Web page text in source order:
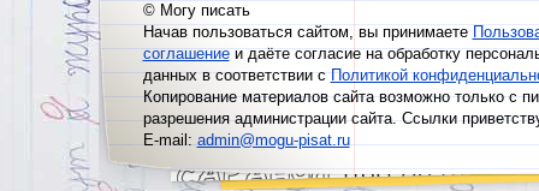
© Могу писать
Начав пользоваться сайтом, вы принимаете
соглашениеи даёте согласие на обработку
данных в соответствии сПолитикой
Копирование материалов сайта возможно только с
разрешения администрации сайта. Ссылки
E-mail:admin@mogu-pisat.ru